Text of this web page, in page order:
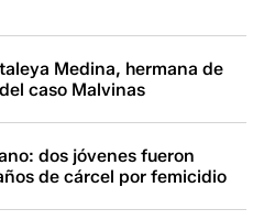
Medina, hermana de
caso Malvinas
dos jóvenes fueron
de cárcel por femicidio